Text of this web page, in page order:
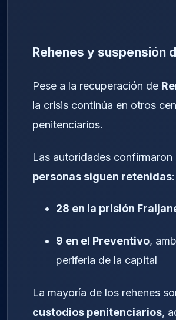
Rehenes y suspensión
Pese a la recuperación de
la crisis continúa en otros
penitenciarios.
Las autoridades confirmaron
personas siguen retenidas:
28 en la prisión
9 en el Preventivo,
periferia de la capital
La mayoría de los rehenes
custodios penitenciarios,